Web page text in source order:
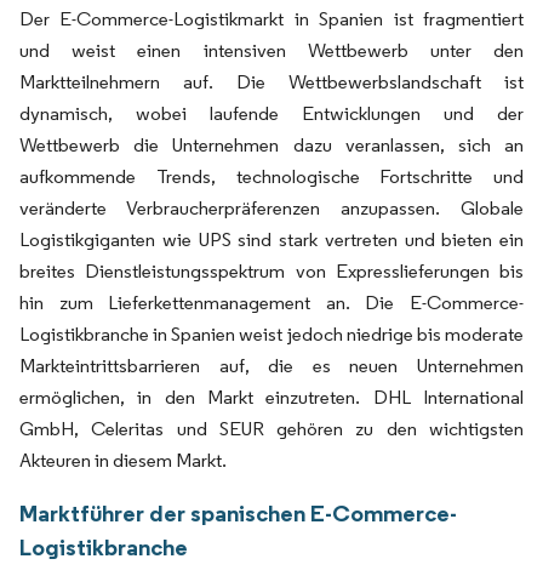
Der E-Commerce-Logistikmarkt in Spanien ist fragmentiert
und weist einen intensiven Wettbewerb unter den
Marktteilnehmern auf. Die Wettbewerbslandschaft ist
dynamisch, wobei laufende Entwicklungen und der
Wettbewerb die Unternehmen dazu veranlassen, sich an
aufkommende Trends, technologische Fortschritte und
veränderte Verbraucherpräferenzen anzupassen. Globale
Logistikgiganten wie UPS sind stark vertreten und bieten ein
breites Dienstleistungsspektrum von Expresslieferungen bis
hin zum Lieferkettenmanagement an. Die E-Commerce-
Logistikbranche in Spanien weist jedoch niedrige bis moderate
Markteintrittsbarrieren auf, die es neuen Unternehmen
ermöglichen, in den Markt einzutreten. DHL International
GmbH, Celeritas und SEUR gehören zu den wichtigsten
Akteuren in diesem Markt.
Marktführer der spanischen E-Commerce-
Logistikbranche